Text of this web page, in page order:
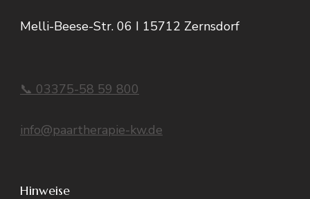
Melli-Beese-Str. 06 I 15712 Zernsdorf
📞 03375-58 59 800
info@paartherapie-kw.de
Hinweise